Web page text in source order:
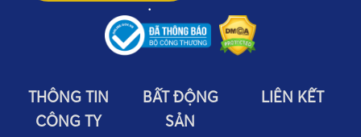
•
THÔNG TIN
CÔNG TY
BẤT ĐỘNG
SẢN
LIÊN KẾT